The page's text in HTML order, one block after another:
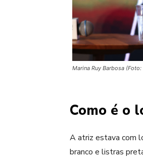
Marina Ruy Barbosa
Como é o
A atriz estava com
branco e listras